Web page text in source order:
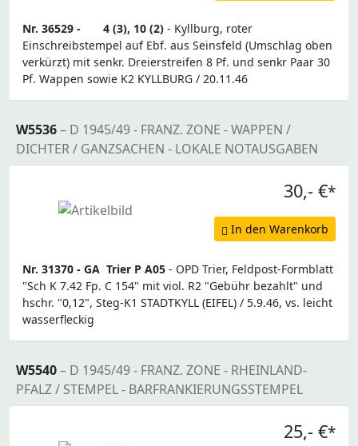
Nr. 36529 - 4 (3), 10 (2) - Kyllburg, roter
Einschreibstempel auf Ebf. aus Seinsfeld (Umschlag oben
verkürzt) mit senkr. Dreierstreifen 8 Pf. und senkr Paar 30
Pf. Wappen sowie K2 KYLLBURG / 20.11.46
W5536– D 1945/49 - FRANZ. ZONE - WAPPEN /
DICHTER / GANZSACHEN - LOKALE NOTAUSGABEN
30,- €*
In den Warenkorb
Nr. 31370 - GA Trier P A05 - OPD Trier, Feldpost-Formblatt
"Sch K 7.42 Fp. C 154" mit viol. R2 "Gebühr bezahlt" und
hschr. "0,12", Steg-K1 STADTKYLL (EIFEL) / 5.9.46, vs. leicht
wasserfleckig
W5540– D 1945/49 - FRANZ. ZONE - RHEINLAND-
PFALZ / STEMPEL - BARFRANKIERUNGSSTEMPEL
25,- €*